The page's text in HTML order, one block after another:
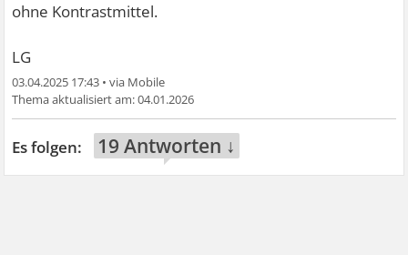
ohne Kontrastmittel.
LG
03.04.2025 17:43 •
04.01.2026
19 Antworten ↓